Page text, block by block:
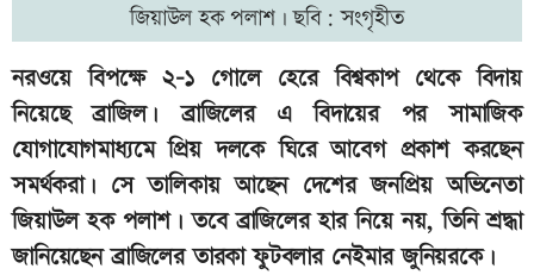
জিয়াউল হক পলাশ। ছবি: সংগৃহীত
নরওয়ে বিপক্ষে ২-১ গোলে হেরে বিশ্বকাপ থেকে বিদায়
নিয়েছে ব্রাজিল। ব্রাজিলের এ বিদায়ের পর সামাজিক
যোগাযোগমাধ্যমে প্রিয় দলকে ঘিরে আবেগ প্রকাশ করছেন
সমর্থকরা। সে তালিকায় আছেন দেশের জনপ্রিয় অভিনেতা
জিয়াউল হক পলাশ। তবে ব্রাজিলের হার নিয়ে নয়, তিনি শ্রদ্ধা
জানিয়েছেন ব্রাজিলের তারকা ফুটবলার নেইমার জুনিয়রকে।